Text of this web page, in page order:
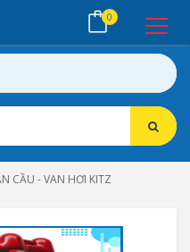
0
CẦU - VAN HƠI KITZ